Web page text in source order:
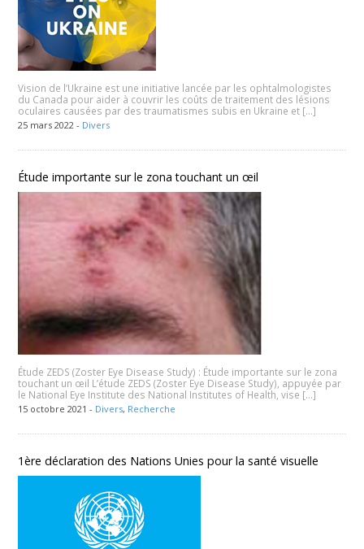
Vision de l’Ukraine est une initiative lancée par les ophtalmologistes
du Canada pour aider à couvrir les coûts de traitement des lésions
oculaires causées par des traumatismes subis en Ukraine et […]
25 mars 2022 - Divers
Étude importante sur le zona touchant un œil
Étude ZEDS (Zoster Eye Disease Study) : Étude importante sur le zona
touchant un œil L’étude ZEDS (Zoster Eye Disease Study), appuyée par
le National Eye Institute des National Institutes of Health, vise […]
15 octobre 2021 - Divers, Recherche
1ère déclaration des Nations Unies pour la santé visuelle